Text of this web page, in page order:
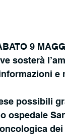
9
sosterà
e
possibili
ospedale